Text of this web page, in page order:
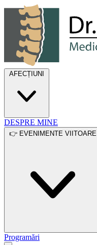
Dr. Alin Pandea
AFECȚIUNI
DESPRE MINE
👉 EVENIMENTE VIITOARE
Programări